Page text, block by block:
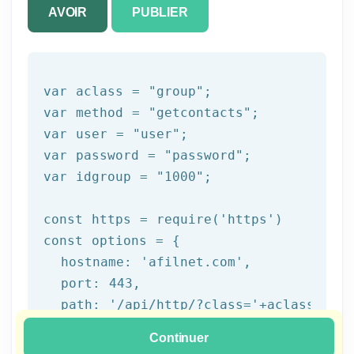
AVOIR PUBLIER
var aclass = "group" ;
var method =
"getcontacts" ;
var user =
"user" ;
var password =
"password" ;
var idgroup =
"1000" ;
const https = require ( 'https' )
const options = {
  hostname:
'afilnet.com' ,
  port:
443 ,
  path:
'/api/http/?class=' +aclass+
Continuer